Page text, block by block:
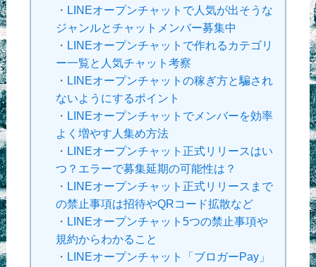
・ LINEオープンチャットで人気が出そうな
ジャンルとチャットメンバー募集中
・ LINEオープンチャットで作れるカテゴリ
ー一覧と人気チャット考察
・ LINEオープンチャットの稼ぎ方と騙され
ないようにするポイント
・ LINEオープンチャットでメンバーを効率
よく増やす人集め方法
・ LINEオープンチャット正式リリースはい
つ？エラーで募集延期の可能性は？
・ LINEオープンチャット正式リリースまで
の禁止事項は招待やQRコード拡散など
・ LINEオープンチャット5つの禁止事項や
規約からわかること
・ LINEオープンチャット「ブロガーPay」